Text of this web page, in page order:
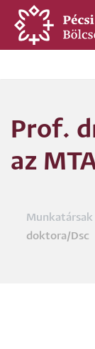
Ugrás
tartalomra
Prof.
az
Morzsa
Munkatársak
doktora/Dsc